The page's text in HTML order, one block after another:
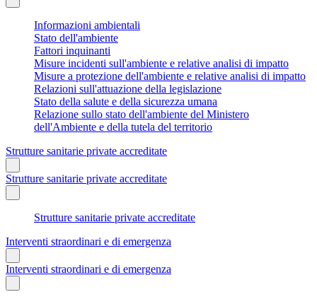
Informazioni ambientali
Stato dell'ambiente
Fattori inquinanti
Misure incidenti sull'ambiente e relative analisi di impatto
Misure a protezione dell'ambiente e relative analisi di impatto
Relazioni sull'attuazione della legislazione
Stato della salute e della sicurezza umana
Relazione sullo stato dell'ambiente del Ministero
dell'Ambiente e della tutela del territorio
Strutture sanitarie private accreditate
Strutture sanitarie private accreditate
Strutture sanitarie private accreditate
Interventi straordinari e di emergenza
Interventi straordinari e di emergenza